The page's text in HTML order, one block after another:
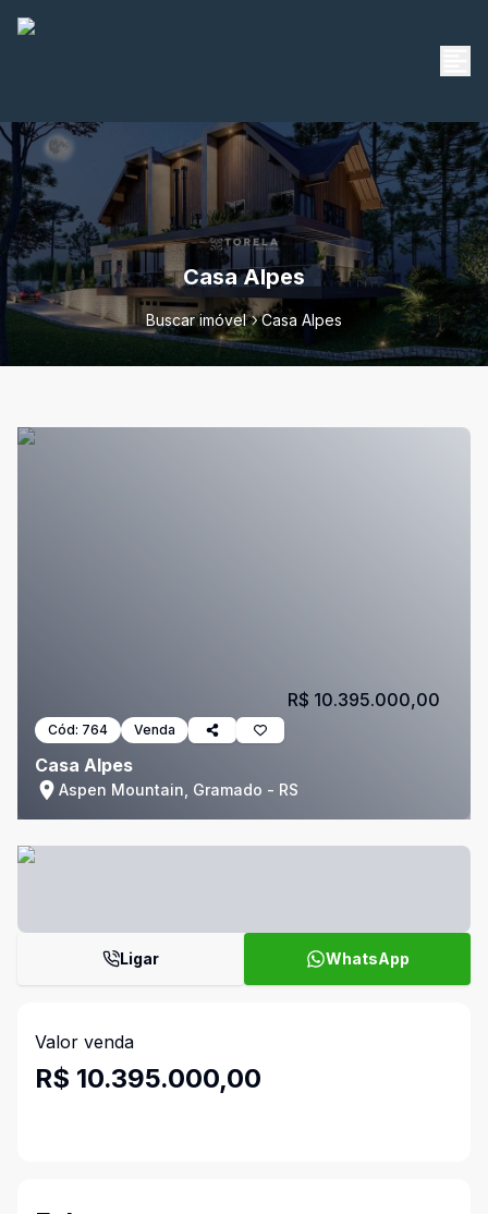
Casa Alpes
Buscar imóvel Casa Alpes
Cód: 764 Venda
Casa Alpes
Aspen Mountain, Gramado - RS
R$ 10.395.000,00
Ligar WhatsApp
Valor venda
R$ 10.395.000,00